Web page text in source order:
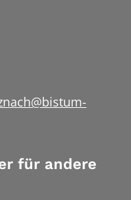
für andere